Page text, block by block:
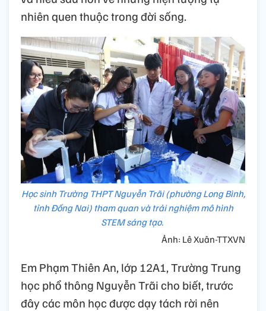
nhiên quen thuộc trong đời sống.
Học sinh Trường THPT Nguyễn Trãi (phường Long Bình,
tỉnh Đồng Nai) tham quan và trải nghiệm mô hình
STEM sáng tạo.
Ảnh: Lê Xuân-TTXVN
Em Phạm Thiên An, lớp 12A1, Trường Trung
học phổ thông Nguyễn Trãi cho biết, trước
đây các môn học được dạy tách rời nên